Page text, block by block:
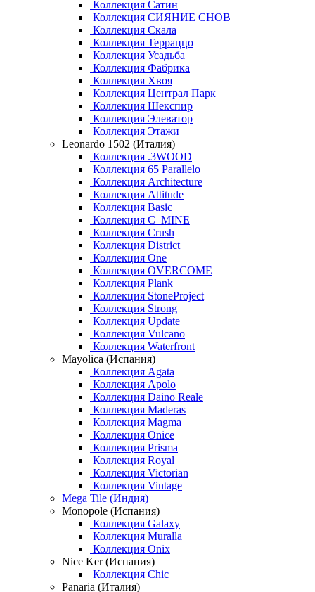
Коллекция Сатин
Коллекция СИЯНИЕ СНОВ
Коллекция Скала
Коллекция Терраццо
Коллекция Усадьба
Коллекция Фабрика
Коллекция Хвоя
Коллекция Централ Парк
Коллекция Шекспир
Коллекция Элеватор
Коллекция Этажи
Leonardo 1502 (Италия)
Коллекция .3WOOD
Коллекция 65 Parallelo
Коллекция Architecture
Коллекция Attitude
Коллекция Basic
Коллекция C_MINE
Коллекция Crush
Коллекция District
Коллекция One
Коллекция OVERCOME
Коллекция Plank
Коллекция StoneProject
Коллекция Strong
Коллекция Update
Коллекция Vulcano
Коллекция Waterfront
Mayolica (Испания)
Коллекция Agata
Коллекция Apolo
Коллекция Daino Reale
Коллекция Maderas
Коллекция Magma
Коллекция Onice
Коллекция Prisma
Коллекция Royal
Коллекция Victorian
Коллекция Vintage
Mega Tile (Индия)
Monopole (Испания)
Коллекция Galaxy
Коллекция Muralla
Коллекция Onix
Nice Ker (Испания)
Коллекция Chic
Panaria (Италия)